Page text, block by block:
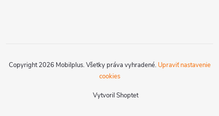
Vytvoril Shoptet
Copyright 2026 Mobilplus. Všetky práva vyhradené. Upraviť nastavenie
cookies